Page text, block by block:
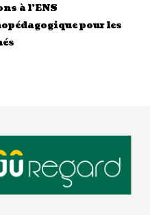
à l’ENS
pour les